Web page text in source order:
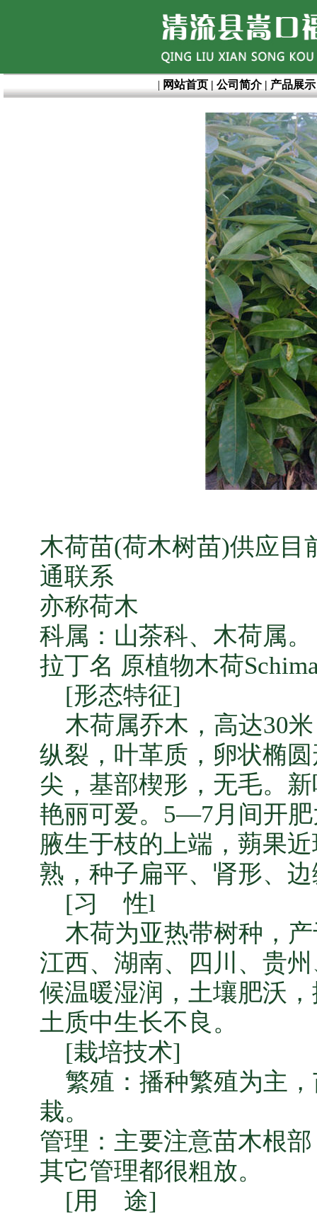
| 网站首页| 公司简介| 产品展示
木荷苗(荷木树苗)供应目
通联系
亦称荷木
科属：山茶科、木荷属。
拉丁名 原植物木荷
[形态特征]
木荷属乔木，高达30
纵裂，叶革质，卵状椭
尖，基部楔形，无毛。
艳丽可爱。5—7月间开
腋生于枝的上端，蒴果
熟，种子扁平、肾形、
[习 性l
木荷为亚热带树种，产
江西、湖南、四川、贵
候温暖湿润，土壤肥沃
土质中生长不良。
[栽培技术]
繁殖：播种繁殖为主
栽。
管理：主要注意苗木根
其它管理都很粗放。
[用 途]